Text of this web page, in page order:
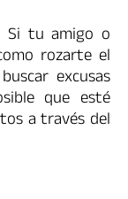
Si tu amigo o
rozarte el
excusas
que esté
a través del